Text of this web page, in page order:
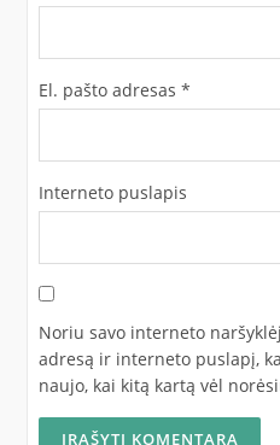
El. pašto adresas *
Interneto puslapis
Noriu savo interneto
adresą ir interneto puslapį,
naujo, kai kitą kartą vėl